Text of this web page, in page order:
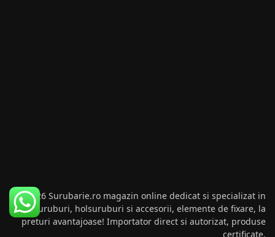
© 2026 Surubarie.ro magazin online dedicat si specializat in
suruburi, holsuruburi si accesorii, elemente de fixare, la
preturi avantajoase! Importator direct si autorizat, produse
certificate.